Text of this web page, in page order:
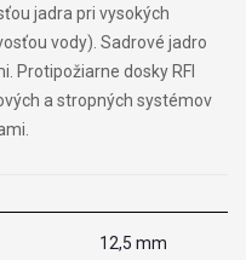
jadra pri vysokých
vody). Sadrové jadro
Protipožiarne dosky RFI
a stropných systémov
12,5 mm